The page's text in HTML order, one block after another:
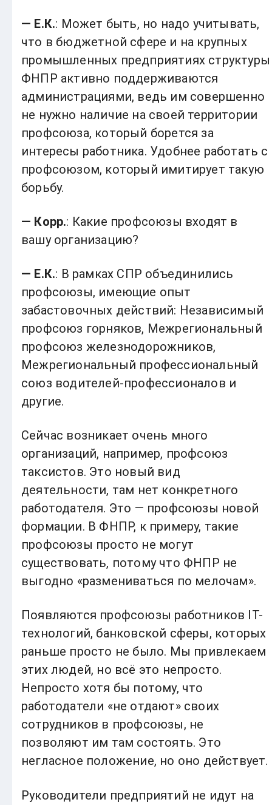
— Е.К.: Может быть, но надо учитывать,
что в бюджетной сфере и на крупных
промышленных предприятиях структуры
ФНПР активно поддерживаются
администрациями, ведь им совершенно
не нужно наличие на своей территории
профсоюза, который борется за
интересы работника. Удобнее работать с
профсоюзом, который имитирует такую
борьбу.
— Корр.: Какие профсоюзы входят в
вашу организацию?
— Е.К.: В рамках СПР объединились
профсоюзы, имеющие опыт
забастовочных действий: Независимый
профсоюз горняков, Межрегиональный
профсоюз железнодорожников,
Межрегиональный профессиональный
союз водителей-профессионалов и
другие.
Сейчас возникает очень много
организаций, например, профсоюз
таксистов. Это новый вид
деятельности, там нет конкретного
работодателя. Это — профсоюзы новой
формации. В ФНПР, к примеру, такие
профсоюзы просто не могут
существовать, потому что ФНПР не
выгодно «размениваться по мелочам».
Появляются профсоюзы работников IT-
технологий, банковской сферы, которых
раньше просто не было. Мы привлекаем
этих людей, но всё это непросто.
Непросто хотя бы потому, что
работодатели «не отдают» своих
сотрудников в профсоюзы, не
позволяют им там состоять. Это
негласное положение, но оно действует.
Руководители предприятий не идут на